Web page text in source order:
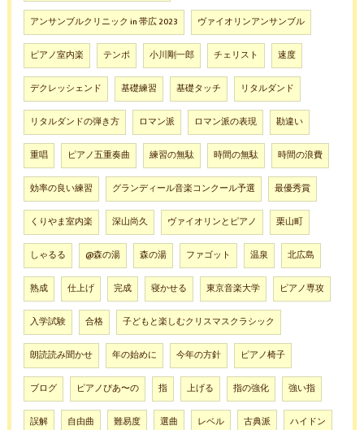
アンサンブルクリニック in 帯広 2023 ヴァイオリンアンサンブル
ピアノ室内楽 テンポ 小川剛一郎 チェリスト 速度
デクレッシェンド 基礎練習 基礎タッチ リタルダンド
リタルダンドの弾き方 ロマン派 ロマン派の表現 勘違い
重唱 ピアノ五重奏曲 練習の無駄 時間の無駄 時間の浪費
効率の良い練習 グランディール音楽コンクール予選 最優秀賞
くりやま室内楽 深山尚久 ヴァイオリンとピアノ 栗山町
しゃるる @森の湯 森の湯 ファゴット 温泉 北広島
熟成 仕上げ 完成 寝かせる 東京音楽大学 ピアノ専攻
入学試験 合格 子どもと楽しむクリスマスクラシック
朗読読み聞かせ 年の始めに 今年の方針 ピアノ椅子
ブログ ピアノぴあ〜の 指 上げる 指の強化 強い指
誤解 自由曲 難易度 選曲 レベル 古典派 ハイドン